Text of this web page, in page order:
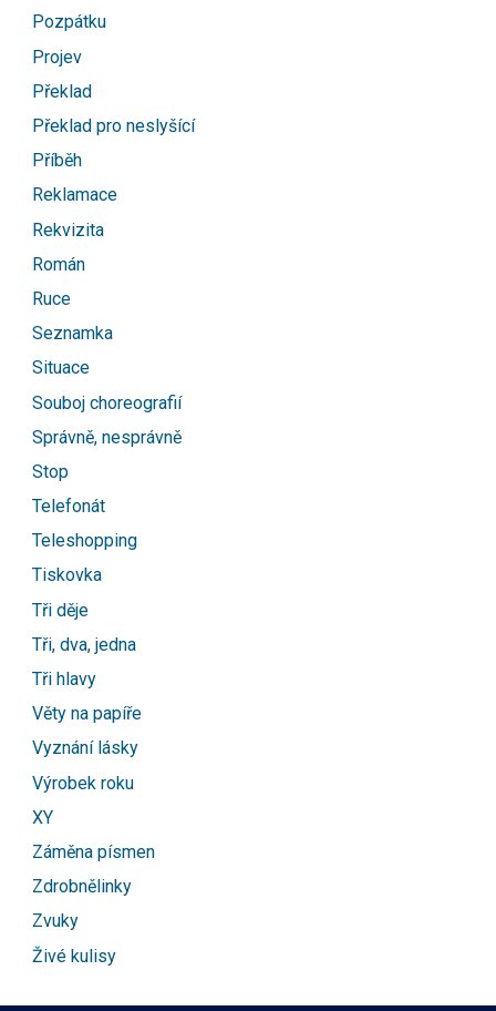
Pozpátku
Projev
Překlad
Překlad pro neslyšící
Příběh
Reklamace
Rekvizita
Román
Ruce
Seznamka
Situace
Souboj choreografií
Správně, nesprávně
Stop
Telefonát
Teleshopping
Tiskovka
Tři děje
Tři, dva, jedna
Tři hlavy
Věty na papíře
Vyznání lásky
Výrobek roku
XY
Záměna písmen
Zdrobnělinky
Zvuky
Živé kulisy